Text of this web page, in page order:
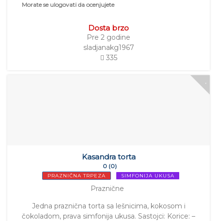
Morate se ulogovati da ocenjujete
Dosta brzo
Pre 2 godine
sladjanakg1967
335
Kasandra torta
0 (0)
PRAZNIČNA TRPEZA SIMFONIJA UKUSA
Praznične
Jedna praznična torta sa lešnicima, kokosom i
čokoladom, prava simfonija ukusa. Sastojci: Korice: –